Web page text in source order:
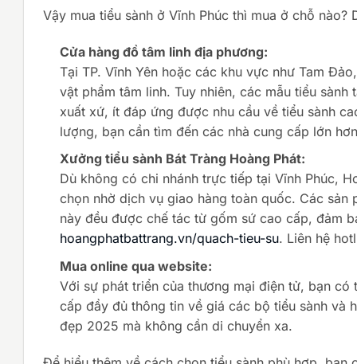
Vậy mua tiểu sành ở Vĩnh Phúc thì mua ở chỗ
Cửa hàng đồ tâm linh địa phương:
Tại TP. Vĩnh Yên hoặc các khu vực như Tam
vật phẩm tâm linh. Tuy nhiên, các mẫu tiểu
xuất xứ, ít đáp ứng được nhu cầu về tiểu sành
lượng, bạn cần tìm đến các nhà cung cấp lớn
Xưởng tiểu sành Bát Tràng Hoàng Phát:
Dù không có chi nhánh trực tiếp tại Vĩnh Phúc,
chọn nhờ dịch vụ giao hàng toàn quốc. Các sản
này đều được chế tác từ gốm sứ cao cấp, đảm
hoangphatbattrang.vn/quach-tieu-su. Liên hệ
Mua online qua website:
Với sự phát triển của thương mại điện tử, bạn
cấp đầy đủ thông tin về giá các bộ tiểu sành và
đẹp 2025 mà không cần di chuyển xa.